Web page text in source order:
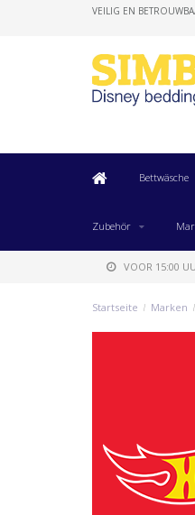
VEILIG EN
Bettwäsche
Zubehör
VOOR 15:00
Startseite / Marken /